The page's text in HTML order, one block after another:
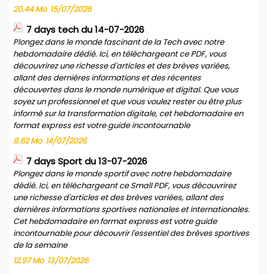
20.44 Mo 15/07/2026
7 days tech du 14-07-2026
Plongez dans le monde fascinant de la Tech avec notre
hebdomadaire dédié. Ici, en téléchargeant ce PDF, vous
découvrirez une richesse d'articles et des brèves variées,
allant des dernières informations et des récentes
découvertes dans le monde numérique et digital. Que vous
soyez un professionnel et que vous voulez rester ou être plus
informé sur la transformation digitale, cet hebdomadaire en
format express est votre guide incontournable
8.62 Mo 14/07/2026
7 days Sport du 13-07-2026
Plongez dans le monde sportif avec notre hebdomadaire
dédié. Ici, en téléchargeant ce Small PDF, vous découvrirez
une richesse d'articles et des brèves variées, allant des
dernières informations sportives nationales et internationales.
Cet hebdomadaire en format express est votre guide
incontournable pour découvrir l'essentiel des brèves sportives
de la semaine
12.97 Mo 13/07/2026